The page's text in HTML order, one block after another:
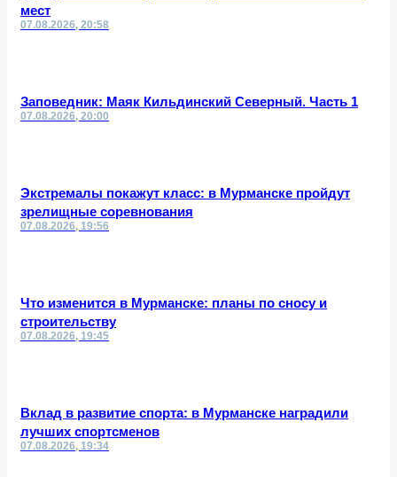
мест
07.08.2026, 20:58
Заповедник: Маяк Кильдинский Северный. Часть 1
07.08.2026, 20:00
Экстремалы покажут класс: в Мурманске пройдут
зрелищные соревнования
07.08.2026, 19:56
Что изменится в Мурманске: планы по сносу и
строительству
07.08.2026, 19:45
Вклад в развитие спорта: в Мурманске наградили
лучших спортсменов
07.08.2026, 19:34